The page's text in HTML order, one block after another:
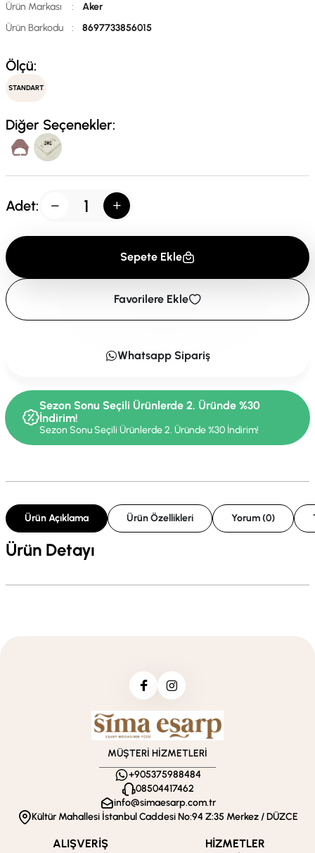
Ürün Markası
:
Aker
Ürün Barkodu
: 8697733856015
Ölçü:
STANDART
Diğer Seçenekler:
Adet:
Sepete Ekle
Favorilere Ekle
Whatsapp Sipariş
Sezon Sonu Seçili Ürünlerde 2. Üründe %30
İndirim!
Sezon Sonu Seçili Ürünlerde 2. Üründe %30 İndirim!
Ürün Açıklama Ürün Özellikleri Yorum (0)
Ürün Detayı
MÜŞTERİ HİZMETLERİ
+905375988484
08504417462
info@simaesarp.com.tr
Kültür Mahallesi İstanbul Caddesi No:94 Z:35 Merkez / DÜZCE
ALIŞVERİŞ HİZMETLER